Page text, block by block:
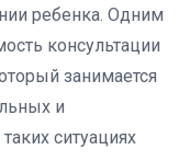
ребенка. Одним
консультации
занимается
и
ситуациях